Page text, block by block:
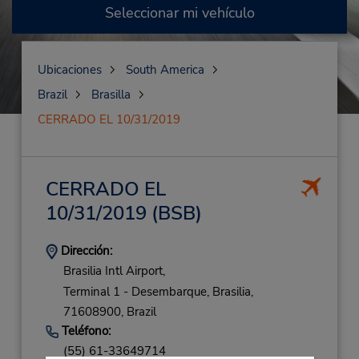
Seleccionar mi vehículo
Ubicaciones
South America
Brazil
Brasilla
CERRADO EL 10/31/2019
CERRADO EL
10/31/2019 (BSB)
Dirección:
Brasilia Intl Airport,
Terminal 1 - Desembarque, Brasilia,
71608900, Brazil
Teléfono:
(55) 61-33649714